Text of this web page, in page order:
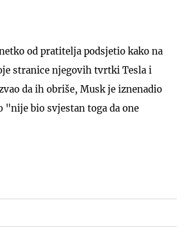
od pratitelja podsjetio kako na
stranice njegovih tvrtki Tesla i
da ih obriše, Musk je iznenadio
"nije bio svjestan toga da one